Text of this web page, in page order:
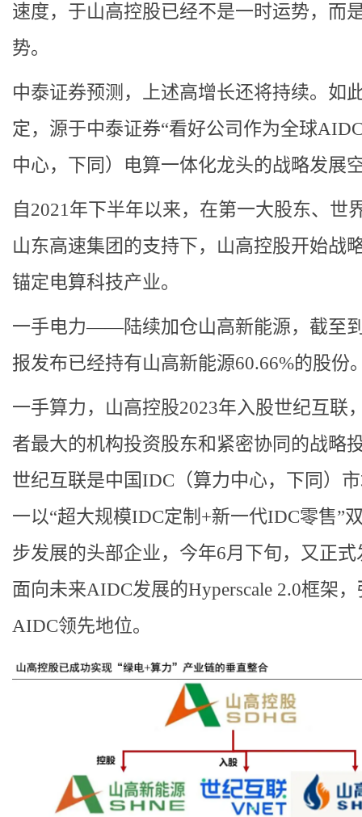
速度，于山高控股已经不是一时运势，而
势。
中泰证券预测，上述高增长还将持续。如
定，源于中泰证券“看好公司作为全球
中心，下同）电算一体化龙头的战略发展
自2021年下半年以来，在第一大股东、世
山东高速集团的支持下，山高控股开始战
锚定电算科技产业。
一手电力——陆续加仓山高新能源，截至
报发布已经持有山高新能源60.66%的股份
一手算力，山高控股2023年入股世纪互联
者最大的机构投资股东和紧密协同的战略
世纪互联是中国IDC（算力中心，下同）
一以“超大规模IDC定制+新一代IDC零售”
步发展的头部企业，今年6月下旬，又正式
面向未来AIDC发展的Hyperscale 2.0框架
AIDC领先地位。